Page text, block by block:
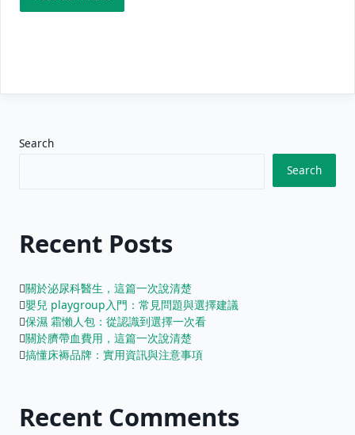
Search
Search
Recent Posts
關於泌尿科醫生，這篇一次說清楚
嬰兒 playgroup入門：常見問題與選擇建議
保濕 霜懶人包：從認識到選擇一次看
關於臍帶血費用，這篇一次說清楚
搞懂床褥品牌：實用資訊與注意事項
Recent Comments